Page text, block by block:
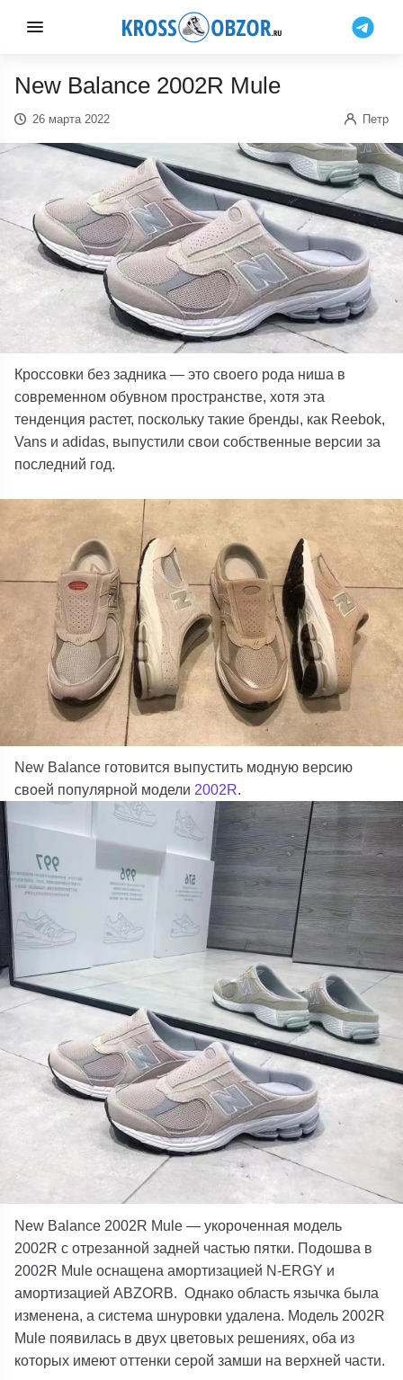
New Balance 2002R Mule
26 марта 2022 Петр
Кроссовки без задника — это своего рода ниша в
современном обувном пространстве, хотя эта
тенденция растет, поскольку такие бренды, как Reebok,
Vans и adidas, выпустили свои собственные версии за
последний год.
New Balance готовится выпустить модную версию
своей популярной модели 2002R.
New Balance 2002R Mule — укороченная модель
2002R с отрезанной задней частью пятки. Подошва в
2002R Mule оснащена амортизацией N-ERGY и
амортизацией ABZORB. Однако область язычка была
изменена, а система шнуровки удалена. Модель 2002R
Mule появилась в двух цветовых решениях, оба из
которых имеют оттенки серой замши на верхней части.